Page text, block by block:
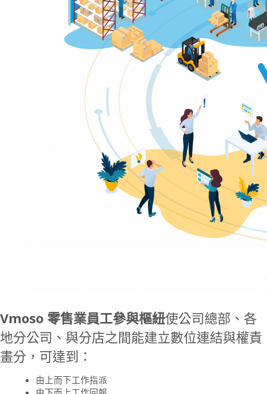
Vmoso 零售業員工參與樞紐使公司總部、各
地分公司、與分店之間能建立數位連結與權責
畫分，可達到：
由上而下工作指派